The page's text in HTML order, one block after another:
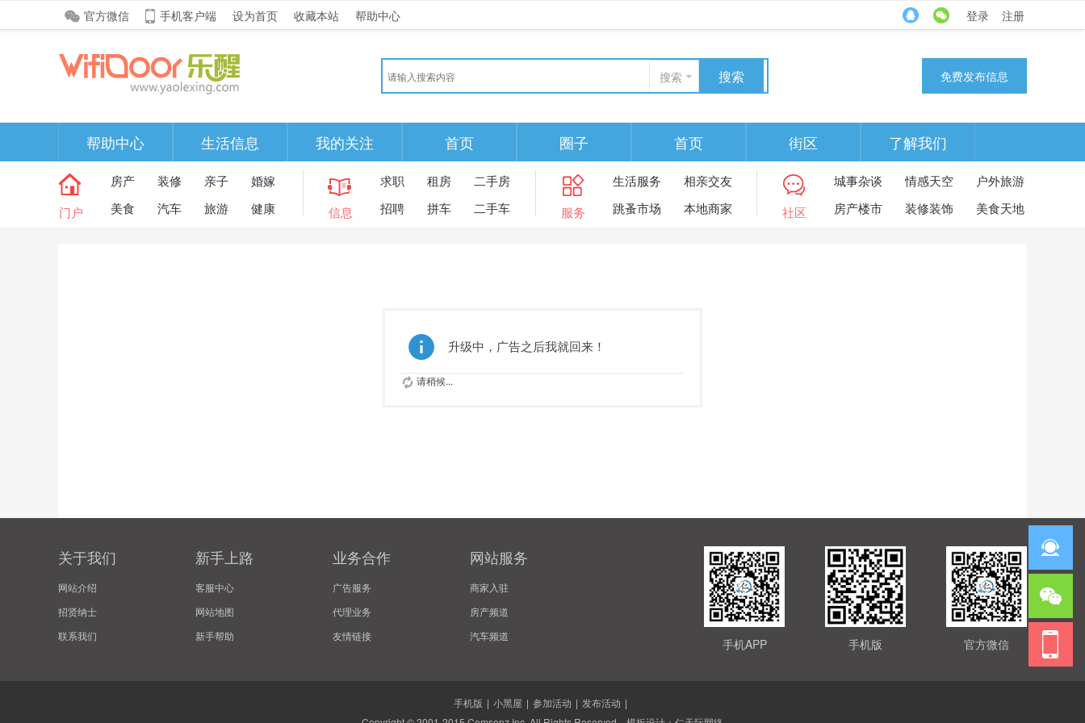
官方微信 手机客户端 设为首页 收藏本站 帮助中心 登录 注册
搜索 搜索 免费发布信息
帮助中心 生活信息 我的关注 首页 圈子 首页 街区 了解我们
门户
房产 装修 亲子
婚嫁
美食
汽车 旅游 健康 信息
求职 租房
二手房
招聘
拼车 二手车 服务
生活服务
相亲交友
跳蚤市场
本地商家 社区
城事杂谈 情感天空
户外旅游
房产楼市
装修装饰 美食天地
升级中，广告之后我就回来！
请稍候...
关于我们
网站介绍
招贤纳士
联系我们
新手上路
客服中心
网站地图
新手帮助
业务合作
广告服务
代理业务
友情链接
网站服务
商家入驻
房产频道
汽车频道
官方微信
手机版
手机APP
手机版 | 小黑屋 | 参加活动 | 发布活动 |